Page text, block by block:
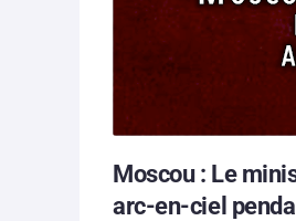
Moscou : Le
arc-en-ciel